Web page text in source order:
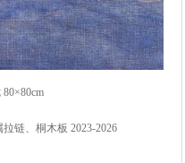
80×80cm
链、桐木板 2023-2026